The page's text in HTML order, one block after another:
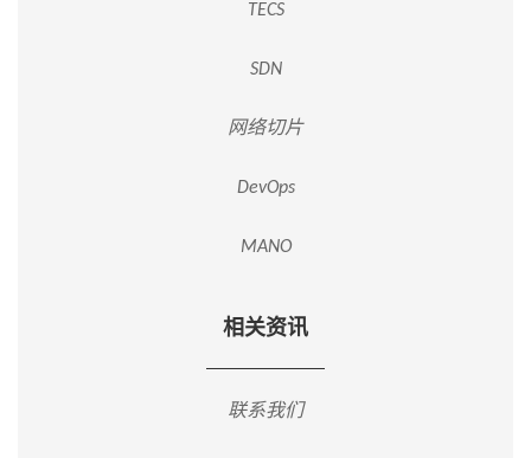
TECS
SDN
网络切片
DevOps
MANO
相关资讯
联系我们